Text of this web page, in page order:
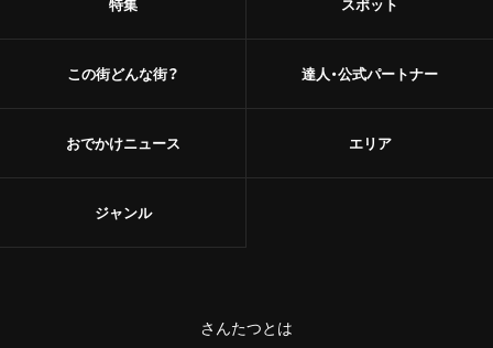
この街どんな街？
おでかけニュース
達人・公式パートナー
エリア
ジャンル
さんたつとは